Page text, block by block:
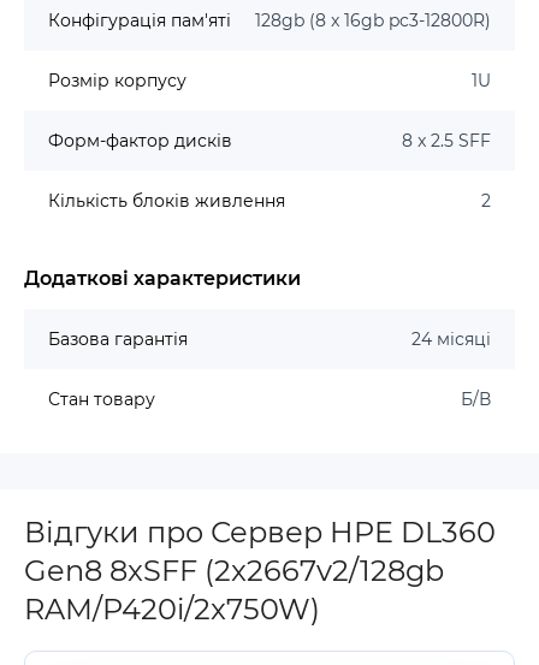
Конфігурація пам'яті 128gb (8 x 16gb pc3-12800R)
Розмір корпусу 1U
Форм-фактор дисків 8 x 2.5 SFF
Кількість блоків живлення 2
Додаткові характеристики
Базова гарантія 24 місяці
Стан товару Б/В
Відгуки про Сервер HPE DL360
Gen8 8xSFF (2x2667v2/128gb
RAM/P420i/2x750W)